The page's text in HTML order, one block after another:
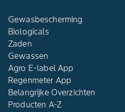
Gewasbescherming
Biologicals
Zaden
Gewassen
Agro E-label App
Regenmeter App
Belangrijke Overzichten
Producten A-Z